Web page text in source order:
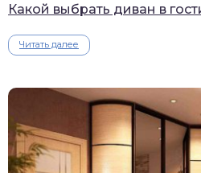
Какой выбрать диван в
Читать далее